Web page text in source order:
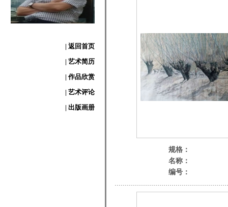
| 返回首页
| 艺术简历
| 作品欣赏
| 艺术评论
| 出版画册
规格：
名称：
编号：